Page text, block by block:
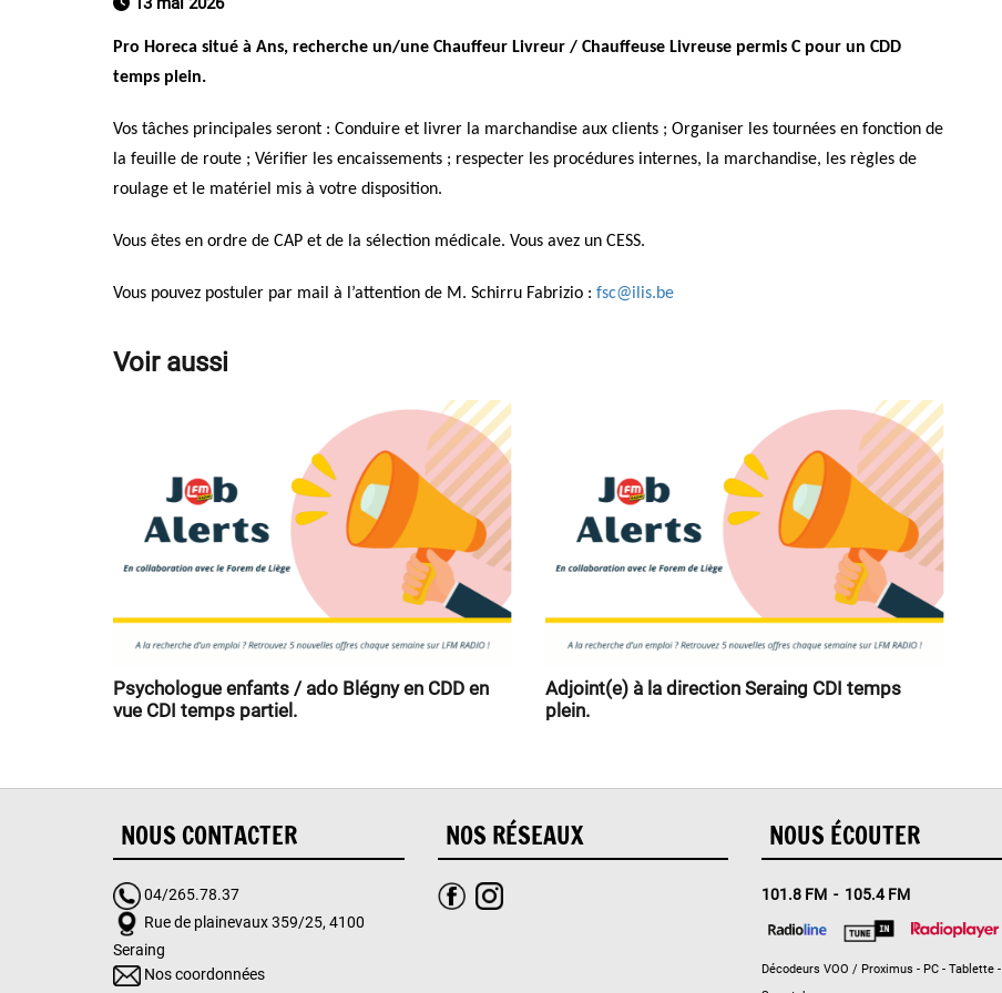
Pro Horeca situé à Ans, recherche un/une Chauffeur Livreur / Chauffeuse Livreuse permis C pour un CDD
temps plein.
Vos tâches principales seront : Conduire et livrer la marchandise aux clients ; Organiser les tournées en fonction de
la feuille de route ; Vérifier les encaissements ; respecter les procédures internes, la marchandise, les règles de
roulage et le matériel mis à votre disposition.
Vous êtes en ordre de CAP et de la sélection médicale. Vous avez un CESS.
Vous pouvez postuler par mail à l’attention de M. Schirru Fabrizio : fsc@ilis.be
Voir aussi
Psychologue enfants / ado Blégny en CDD en
vue CDI temps partiel.
Adjoint(e) à la direction Seraing CDI temps
plein.
NOUS CONTACTER
04/265.78.37
Rue de plainevaux 359/25, 4100
Seraing
Nos coordonnées
NOS RÉSEAUX NOUS ÉCOUTER
101.8 FM - 105.4 FM
Décodeurs VOO / Proximus - PC - Tablette -